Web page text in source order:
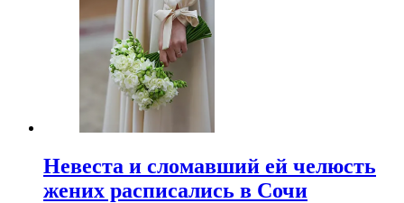
Невеста и сломавший ей челюсть
жених расписались в Сочи